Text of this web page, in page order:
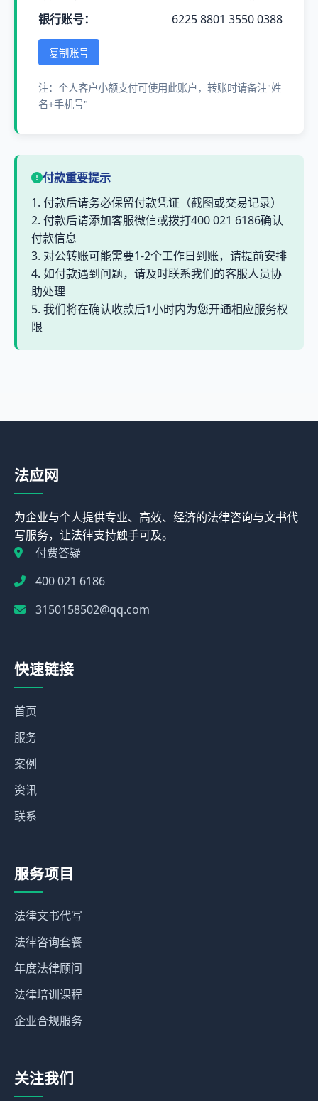
银行账号：
6225 8801 3550 0388
复制账号
注：个人客户小额支付可使用此账户，转账时请备注"姓
名+手机号"
付款重要提示
1. 付款后请务必保留付款凭证（截图或交易记录）
2. 付款后请添加客服微信或拨打400 021 6186确认
付款信息
3. 对公转账可能需要1-2个工作日到账，请提前安排
4. 如付款遇到问题，请及时联系我们的客服人员协
助处理
5. 我们将在确认收款后1小时内为您开通相应服务权
限
法应网
为企业与个人提供专业、高效、经济的法律咨询与文书代
写服务，让法律支持触手可及。
付费答疑
400 021 6186
3150158502@qq.com
快速链接
首页
服务
案例
资讯
联系
服务项目
法律文书代写
法律咨询套餐
年度法律顾问
法律培训课程
企业合规服务
关注我们